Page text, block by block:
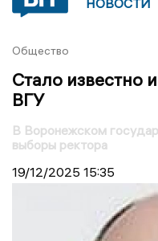
НОВОСТИ
Общество
Стало известно
ВГУ
В Воронежском
выборы ректора
19/12/2025 15:35